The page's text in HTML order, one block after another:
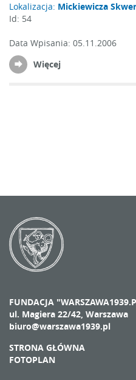
Lokalizacja: Mickiewicza Skwer
Id: 54
Data Wpisania: 05.11.2006
Więcej
FUNDACJA
ul. Magiera 22/42, Warszawa
biuro@warszawa1939.pl
STRONA GŁÓWNA
FOTOPLAN